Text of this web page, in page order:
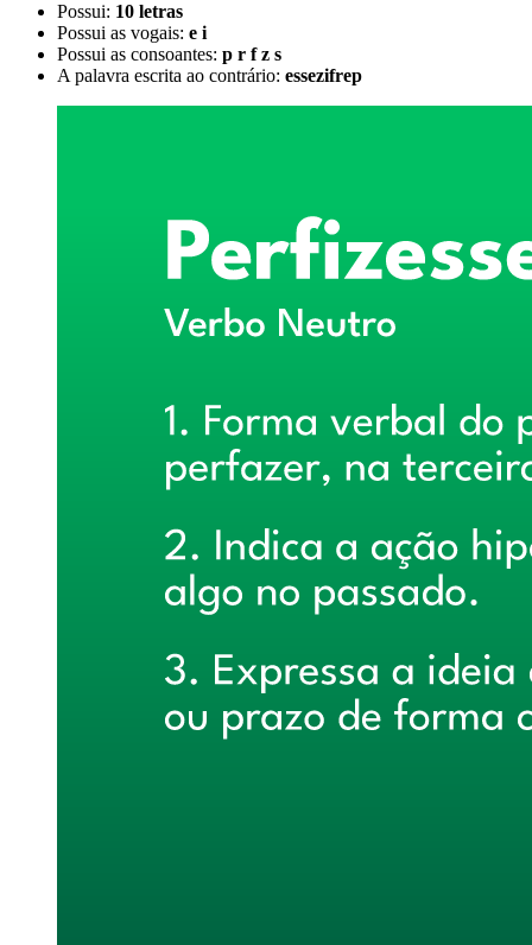
Possui: 10 letras
Possui as vogais: e i
Possui as consoantes: p r f z s
A palavra escrita ao contrário: essezifrep